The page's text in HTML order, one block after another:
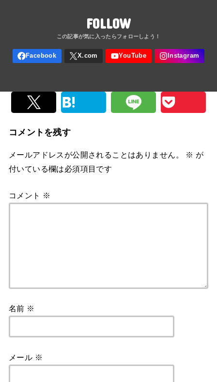
FOLLOW
コメントを残す
メールアドレスが公開されることはありません。 ※ が
付いている欄は必須項目です
コメント ※
名前 ※
メール ※